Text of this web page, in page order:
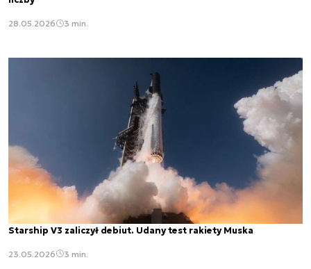
28.05.2026 3 min.
Starship V3 zaliczył debiut. Udany test rakiety Muska
23.05.2026 3 min.